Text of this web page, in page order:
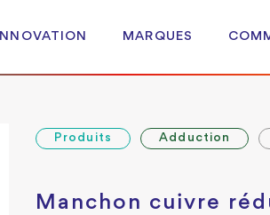
INNOVATION MARQUES
Produits Adduction
Manchon cuivre